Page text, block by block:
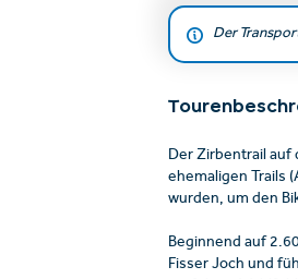
Der
Der Zirbentrail auf
ehemaligen Trails
wurden, um den
Beginnend auf
Fisser Joch und